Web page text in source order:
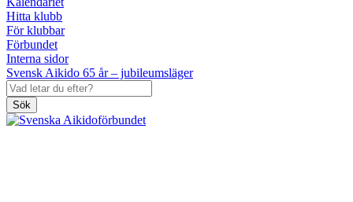
Hitta klubb
För klubbar
Förbundet
Interna sidor
Svensk Aikido 65 år – jubileumsläger
Sök